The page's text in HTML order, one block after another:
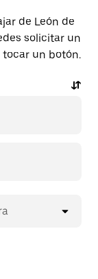
de León de
solicitar un
un botón.